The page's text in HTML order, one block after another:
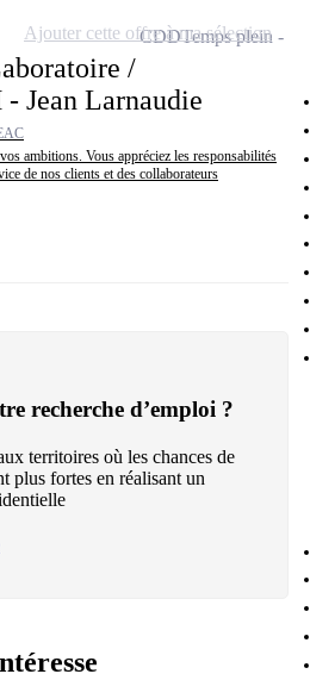
/
Jean Larnaudie
ambitions. Vous appréciez les responsabilités
de nos clients et des collaborateurs
CDDTemps plein
Ajouter cette offre à ma sélection
recherche d’emploi ?
territoires où les chances de
plus fortes en réalisant un